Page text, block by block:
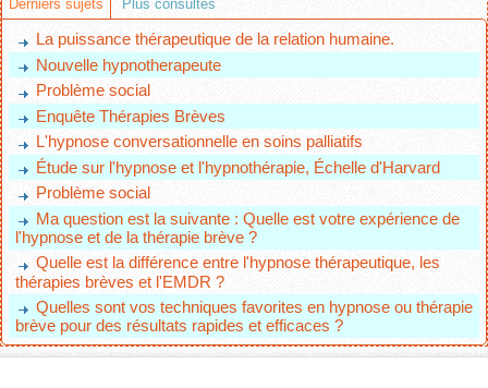
Derniers sujets Plus consultés
La puissance thérapeutique de la relation humaine.
Nouvelle hypnotherapeute
Problème social
Enquête Thérapies Brèves
L'hypnose conversationnelle en soins palliatifs
Étude sur l'hypnose et l'hypnothérapie, Échelle d'Harvard
Problème social
Ma question est la suivante : Quelle est votre expérience de
l'hypnose et de la thérapie brève ?
Quelle est la différence entre l'hypnose thérapeutique, les
thérapies brèves et l'EMDR ?
Quelles sont vos techniques favorites en hypnose ou thérapie
brève pour des résultats rapides et efficaces ?